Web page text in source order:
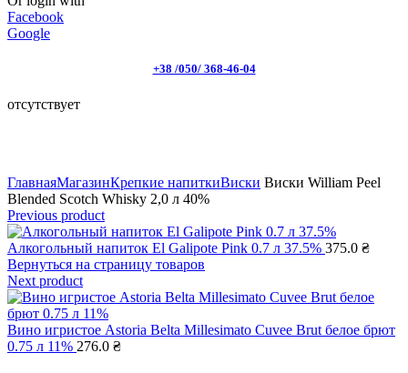
Facebook
Google
+38 /050/ 368-46-04
отсутствует
ГлавнаяМагазинКрепкие напиткиВиски Виски William Peel
Blended Scotch Whisky 2,0 л 40%
Previous product
Алкогольный напиток El Galipote Pink 0.7 л 37.5% 375.0 ₴
Вернуться на страницу товаров
Next product
Вино игристое Astoria Belta Millesimato Cuvee Brut белое брют
0.75 л 11% 276.0 ₴